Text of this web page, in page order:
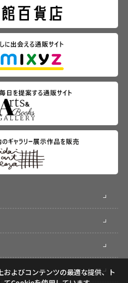
およびコンテンツの最適な提供、ト